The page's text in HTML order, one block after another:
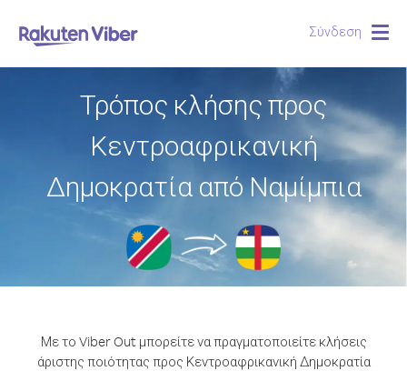
Σύνδεση
Τρόπος κλήσης προς
Κεντροαφρικανική
Δημοκρατία από Ναμίμπια
Με το Viber Out μπορείτε να πραγματοποιείτε κλήσεις
άριστης ποιότητας προς Κεντροαφρικανική Δημοκρατία